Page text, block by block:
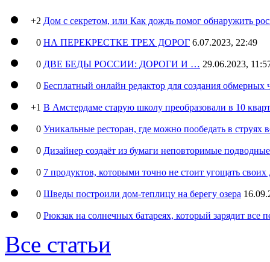
+2 Дом с секретом, или Как дождь помог обнаружить
0 НА ПЕРЕКРЕСТКЕ ТРЕХ ДОРОГ 6.07.2023, 22:49
0 ДВЕ БЕДЫ РОССИИ: ДОРОГИ И … 29.06.2023,
0 Бесплатный онлайн редактор для создания обмерных
+1 В Амстердаме старую школу преобразовали в 10
0 Уникальные ресторан, где можно пообедать в струях
0 Дизайнер создаёт из бумаги неповторимые
0 7 продуктов, которыми точно не стоит угощать
0 Шведы построили дом-теплицу на берегу озера
0 Рюкзак на солнечных батареях, который зарядит все
Все статьи